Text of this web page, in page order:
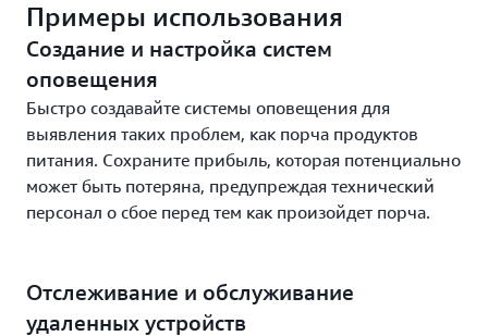
запуска действий, например, автоматических
предупреждений.
оборудования определите датчики для
определенных типов устройств, которые
автоматически масштабируются и управляют
всеми инстансами данного устройства.
Примеры использования
Создание и настройка систем
оповещения
Быстро создавайте системы оповещения для
выявления таких проблем, как порча продуктов
питания. Сохраните прибыль, которая потенциально
может быть потеряна, предупреждая технический
персонал о сбое перед тем как произойдет порча.
Отслеживание и обслуживание
удаленных устройств